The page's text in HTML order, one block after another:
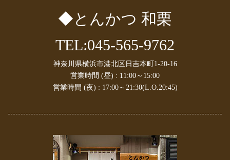
2024年4月(2)
2024年3月
(1)
2023年10月(2)
2023年9月(1)
2023年8月 (1)
2023年7月 (1)
2023年1月(1)
2022年11月(2)
◆とんかつ 和栗
TEL:045-565-9762
神奈川県横浜市港北区日吉本町1-20-16
営業時間 (昼) : 11:00～15:00
営業時間 (夜) : 17:00～21:30(L.O.20:45)